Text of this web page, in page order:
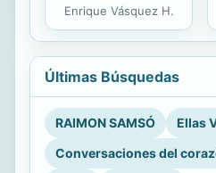
Enrique Vásquez H.
Últimas Búsquedas
RAIMON SAMSÓ
Ellas
Conversaciones del